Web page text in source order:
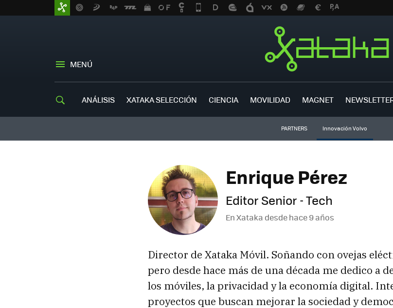
MENÚ
ANÁLISIS XATAKA SELECCIÓN CIENCIA MOVILIDAD MAGNET
PARTNERS Innovación Volvo
Enrique Pérez
Editor Senior - Tech
En Xataka desdehace 9 años
Director de Xataka Móvil. Soñando con ovejas
pero desde hace más de una década me dedico a
los móviles, la privacidad y la economía digital.
proyectos que buscan mejorar la sociedad y